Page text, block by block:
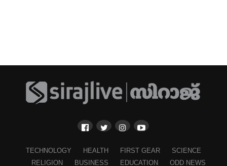
TECHNOLOGY HEALTH FIRST GEAR
SCIENCE
RELIGION
BUSINESS EDUCATION ODD NEWS